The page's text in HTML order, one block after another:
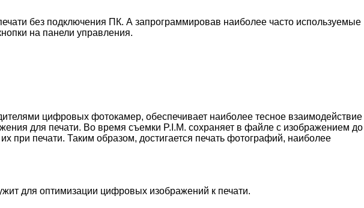
без подключения ПК. А запрограммировав наиболее часто используемые
на панели управления.
цифровых фотокамер, обеспечивает наиболее тесное взаимодействие
для печати. Во время съемки P.I.M. сохраняет в файле с изображением до
при печати. Таким образом, достигается печать фотографий, наиболее
для оптимизации цифровых изображений к печати.